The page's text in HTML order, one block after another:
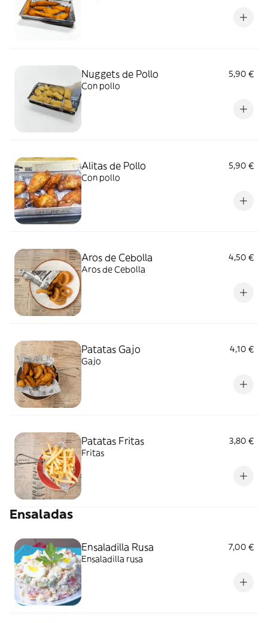
Nuggets de Pollo
5,90 €
Con pollo
Alitas de Pollo
5,90 €
Con pollo
Aros de Cebolla
4,50 €
Aros de Cebolla
Patatas Gajo
4,10 €
Gajo
Patatas Fritas
3,80 €
Fritas
Ensaladas
Ensaladilla Rusa
7,00 €
Ensaladilla rusa